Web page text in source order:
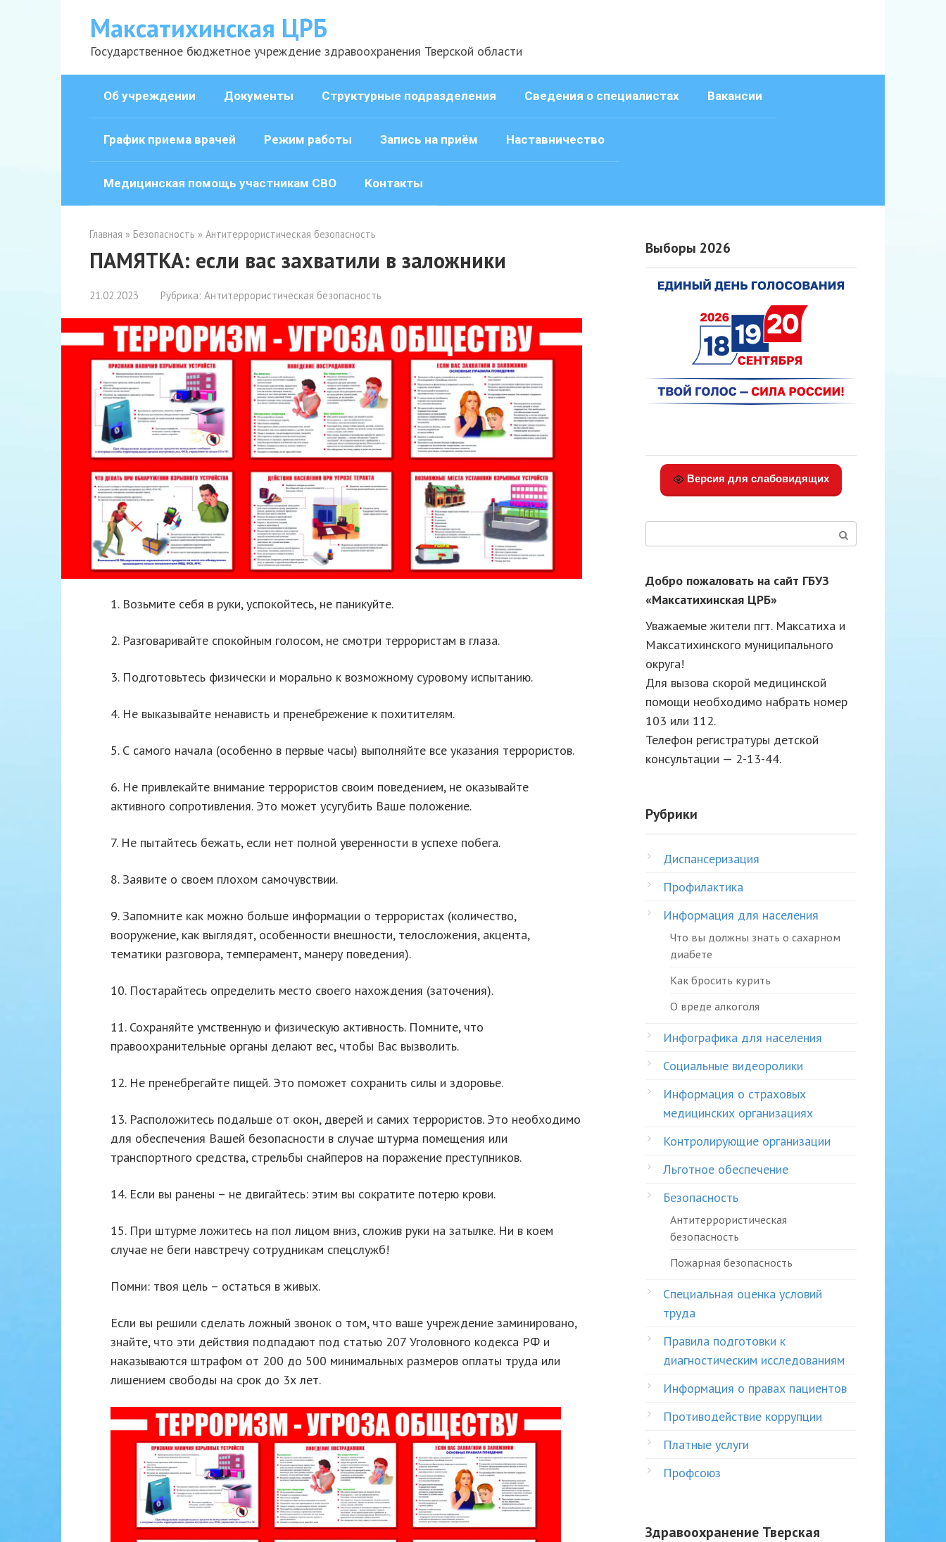
Максатихинская ЦРБ
Государственное бюджетное учреждение здравоохранения Тверской области
Об учреждении Документы Структурные подразделения Сведения о специалистах Вакансии
График приема врачей Режим работы Запись на приём Наставничество
Медицинская помощь участникам СВО Контакты
Главная » Безопасность » Антитеррористическая безопасность
ПАМЯТКА: если вас захватили в заложники
21.02.2023 Рубрика: Антитеррористическая безопасность
1. Возьмите себя в руки, успокойтесь, не паникуйте.
2. Разговаривайте спокойным голосом, не смотри террористам в глаза.
3. Подготовьтесь физически и морально к возможному суровому испытанию.
4. Не выказывайте ненависть и пренебрежение к похитителям.
5. С самого начала (особенно в первые часы) выполняйте все указания террористов.
6. Не привлекайте внимание террористов своим поведением, не оказывайте
активного сопротивления. Это может усугубить Ваше положение.
7. Не пытайтесь бежать, если нет полной уверенности в успехе побега.
8. Заявите о своем плохом самочувствии.
9. Запомните как можно больше информации о террористах (количество,
вооружение, как выглядят, особенности внешности, телосложения, акцента,
тематики разговора, темперамент, манеру поведения).
10. Постарайтесь определить место своего нахождения (заточения).
11. Сохраняйте умственную и физическую активность. Помните, что
правоохранительные органы делают вес, чтобы Вас вызволить.
12. Не пренебрегайте пищей. Это поможет сохранить силы и здоровье.
13. Расположитесь подальше от окон, дверей и самих террористов. Это необходимо
для обеспечения Вашей безопасности в случае штурма помещения или
транспортного средства, стрельбы снайперов на поражение преступников.
14. Если вы ранены – не двигайтесь: этим вы сократите потерю крови.
15. При штурме ложитесь на пол лицом вниз, сложив руки на затылке. Ни в коем
случае не беги навстречу сотрудникам спецслужб!
Помни: твоя цель – остаться в живых.
Если вы решили сделать ложный звонок о том, что ваше учреждение заминировано,
знайте, что эти действия подпадают под статью 207 Уголовного кодекса РФ и
наказываются штрафом от 200 до 500 минимальных размеров оплаты труда или
лишением свободы на срок до 3х лет.
Выборы 2026
Версия для слабовидящих
Добро пожаловать на сайт ГБУЗ
«Максатихинская ЦРБ»
Уважаемые жители пгт. Максатиха и
Максатихинского муниципального
округа!
Для вызова скорой медицинской
помощи необходимо набрать номер
103 или 112.
Телефон регистратуры детской
консультации — 2-13-44.
Рубрики
Диспансеризация
Профилактика
Информация для населения
Что вы должны знать о сахарном
диабете
Как бросить курить
О вреде алкоголя
Инфографика для населения
Социальные видеоролики
Информация о страховых
медицинских организациях
Контролирующие организации
Льготное обеспечение
Безопасность
Антитеррористическая
безопасность
Пожарная безопасность
Специальная оценка условий
труда
Правила подготовки к
диагностическим исследованиям
Информация о правах пациентов
Противодействие коррупции
Платные услуги
Профсоюз
Здравоохранение Тверская